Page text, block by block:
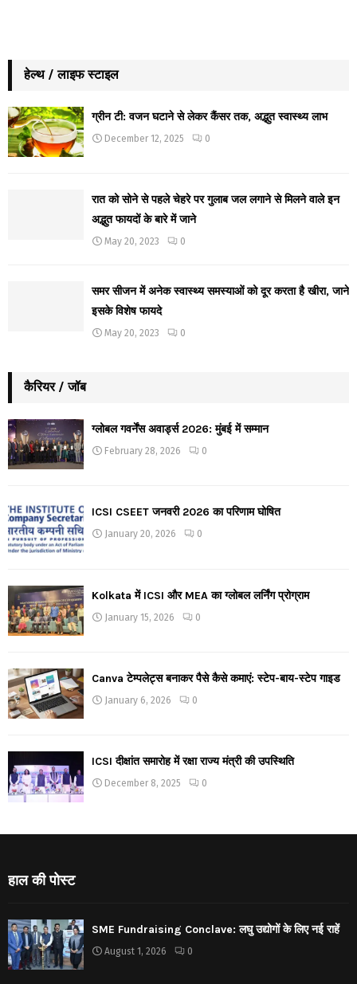
हेल्थ / लाइफ स्टाइल
ग्रीन टी: वजन घटाने से लेकर कैंसर तक, अद्भुत स्वास्थ्य लाभ
December 12, 2025 0
रात को सोने से पहले चेहरे पर गुलाब जल लगाने से मिलने वाले इन
अद्भुत फायदों के बारे में जाने
May 20, 2023 0
समर सीजन में अनेक स्वास्थ्य समस्याओं को दूर करता है खीरा, जाने
इसके विशेष फायदे
May 20, 2023 0
कैरियर / जॉब
ग्लोबल गवर्नेंस अवार्ड्स 2026: मुंबई में सम्मान
February 28, 2026 0
ICSI CSEET जनवरी 2026 का परिणाम घोषित
January 20, 2026 0
Kolkata में ICSI और MEA का ग्लोबल लर्निंग प्रोग्राम
January 15, 2026 0
Canva टेम्पलेट्स बनाकर पैसे कैसे कमाएं: स्टेप-बाय-स्टेप गाइड
January 6, 2026 0
ICSI दीक्षांत समारोह में रक्षा राज्य मंत्री की उपस्थिति
December 8, 2025 0
हाल की पोस्ट
SME Fundraising Conclave: लघु उद्योगों के लिए नई राहें
August 1, 2026 0